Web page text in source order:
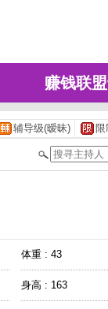
赚钱联
辅导级(暧昧)
体重 : 43
身高 : 163